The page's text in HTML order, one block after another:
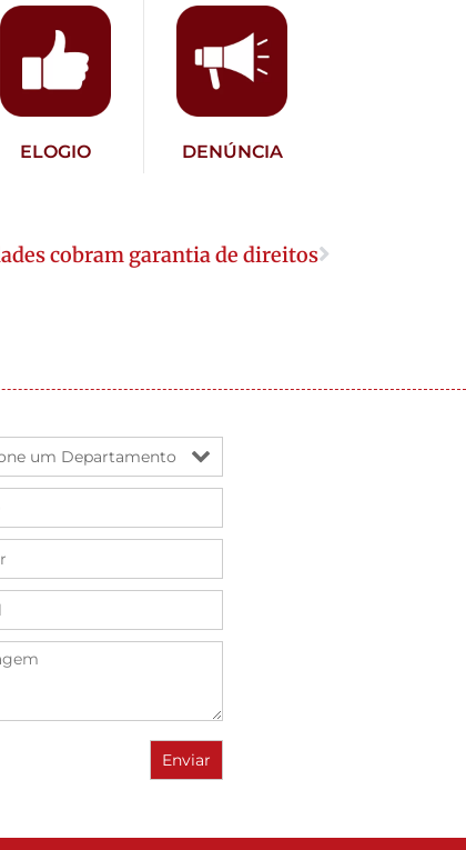
ELOGIO DENÚNCIA
cobram garantia de direitos